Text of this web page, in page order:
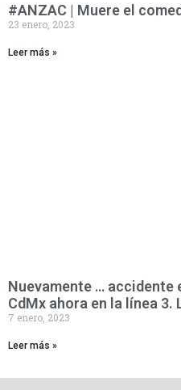
#ANZAC | Muere el
23 enero, 2023
Leer más »
Nuevamente … accidente
CdMx ahora en la línea 3.
7 enero, 2023
Leer más »